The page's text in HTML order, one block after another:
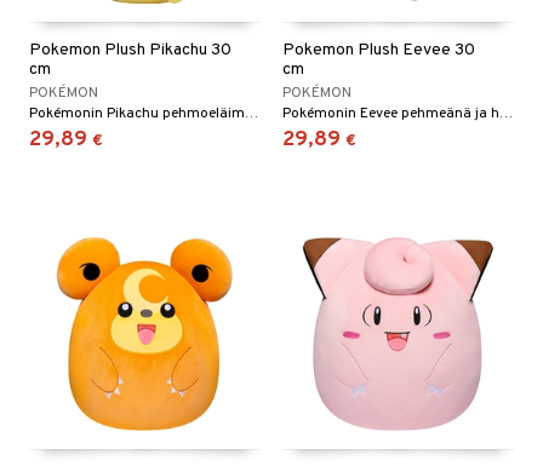
Pokemon Plush Pikachu 30
cm
POKÉMON
Pokémonin Pikachu pehmoeläimenä pehmeästä plyysistä
29,89 €
Pokemon Plush Eevee 30
cm
POKÉMON
Pokémonin Eevee pehmeänä ja halittavana pehmoleluna
29,89 €